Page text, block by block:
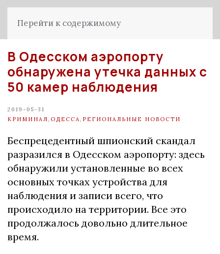
Перейти к содержимому
В Одесском аэропорту
обнаружена утечка данных с
50 камер наблюдения
2019-05-31
КРИМИНАЛ ОДЕССА РЕГИОНАЛЬНЫЕ НОВОСТИ
Беспрецедентный шпионский скандал
разразился в Одесском аэропорту: здесь
обнаружили установленные во всех
основных точках устройства для
наблюдения и записи всего, что
происходило на территории. Все это
продолжалось довольно длительное
время.